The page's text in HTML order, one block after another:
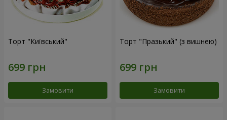
Торт "Київський"
Замовити
Торт "Празький" (з вишнею)
Замовити